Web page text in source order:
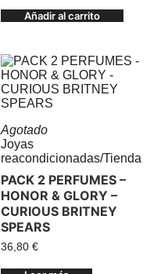
Añadir al carrito
Agotado
Joyas
reacondicionadas/Tienda
PACK 2 PERFUMES –
HONOR & GLORY –
CURIOUS BRITNEY
SPEARS
36,80 €